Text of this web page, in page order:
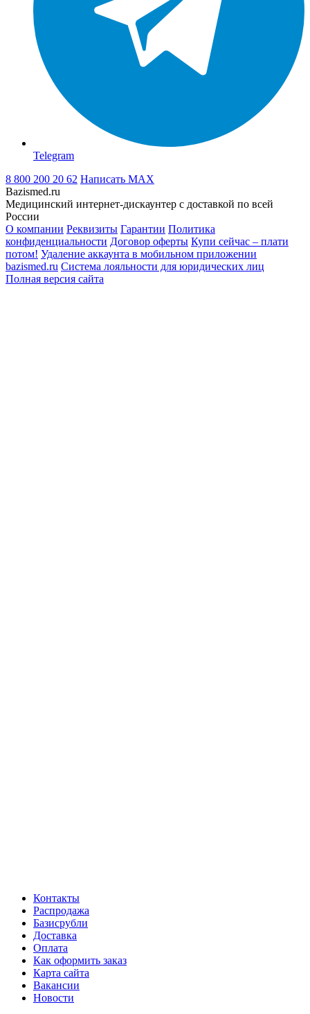
Telegram
8 800 200 20 62 Написать MAX
Bazismed.ru
Медицинский интернет-дискаунтер с доставкой по всей
России
О компании Реквизиты Гарантии Политика
конфиденциальности Договор оферты Купи сейчас – плати
потом! Удаление аккаунта в мобильном приложении
bazismed.ru Система лояльности для юридических лиц
Полная версия сайта
Контакты
Распродажа
Базисрубли
Доставка
Оплата
Как оформить заказ
Карта сайта
Вакансии
Новости